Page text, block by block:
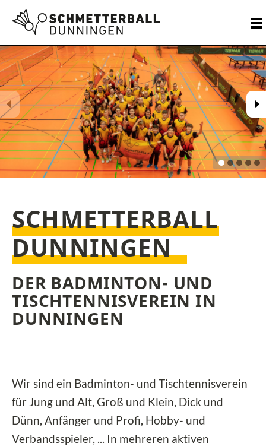
SCHMETTER­BALL
DUNNINGEN
DER BADMINTON- UND
TISCHTENNIS­VEREIN IN
DUNNINGEN
Wir sind ein Badminton- und Tischtennisverein
für Jung und Alt, Groß und Klein, Dick und
Dünn, Anfänger und Profi, Hobby- und
Verbandsspieler, ... In mehreren aktiven